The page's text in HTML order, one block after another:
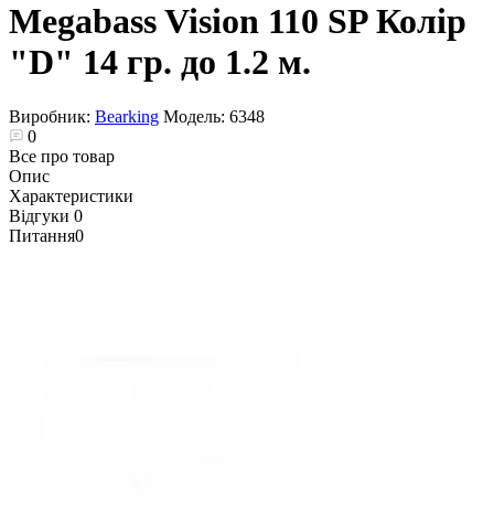
Megabass Vision 110 SP Колір
"D" 14 гр. до 1.2 м.
Виробник: Bearking Модель: 6348
0
Все про товар
Опис
Характеристики
Відгуки 0
Питання0